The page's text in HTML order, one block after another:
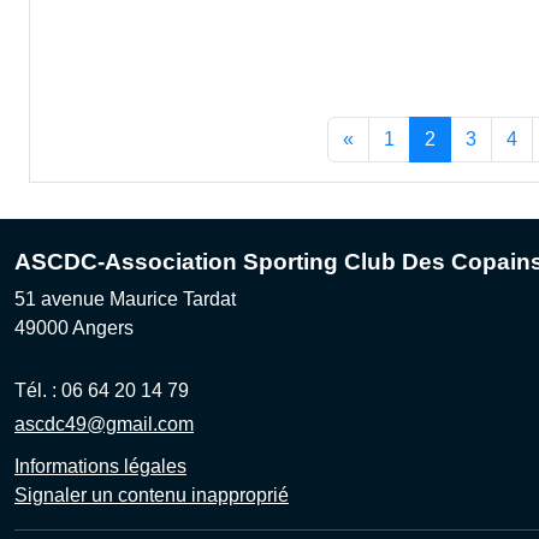
« 1 2 3 4
ASCDC-Association Sporting Club Des
51 avenue Maurice Tardat
49000Angers
Tél. : 06 64 20 14 79
ascdc49@gmail.com
Informations légales
Signaler un contenu inapproprié